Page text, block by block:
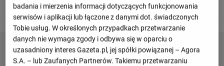
z lewej strony.
badania i mierzenia informacji dotyczących funkcjonowania
serwisów i aplikacji lub łączone z danymi dot. świadczonych
Tobie usług. W określonych przypadkach przetwarzanie
danych nie wymaga zgody i odbywa się w oparciu o
uzasadniony interes Gazeta.pl, jej spółki powiązanej – Agora
S.A. – lub Zaufanych Partnerów. Takiemu przetwarzaniu